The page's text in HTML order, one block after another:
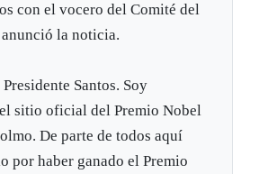
con el vocero del Comité del
la noticia.
Santos. Soy
sitio oficial del Premio Nobel
De parte de todos aquí
por haber ganado el Premio